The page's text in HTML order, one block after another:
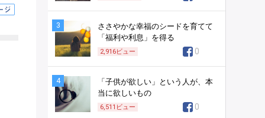
3
ささやかな幸福のシードを育てて
「福利や利息」を得る
2,916ビュー 0
4
「子供が欲しい」という人が、本
当に欲しいもの
6,511 ビュー 0